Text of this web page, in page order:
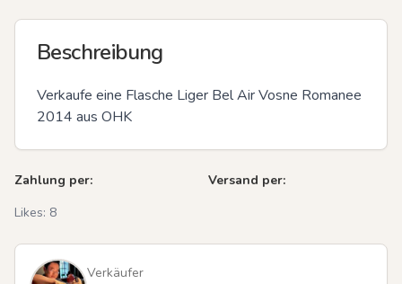
Beschreibung
Verkaufe eine Flasche Liger Bel Air Vosne Romanee
2014 aus OHK
Zahlung per:
Versand per:
Likes: 8
Verkäufer